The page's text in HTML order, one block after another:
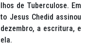
de Tuberculose. Em
Jesus Chedid assinou
a escritura, e